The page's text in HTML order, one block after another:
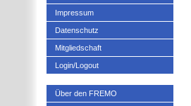
Impressum
Datenschutz
Mitgliedschaft
Login/Logout
Über den FREMO